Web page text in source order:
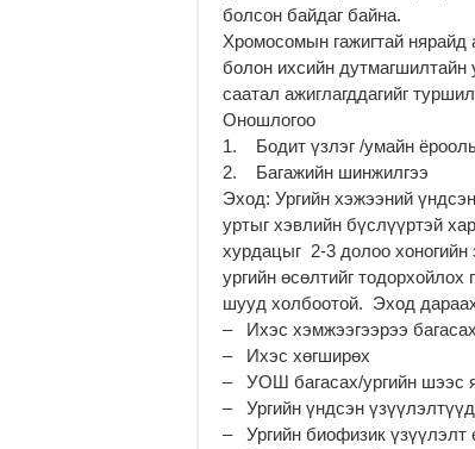
болсон байдаг байна.
Хромосомын гажигтай нярайд
болон ихсийн дутмагшилтайн
саатал ажиглагддагийг
Оношлогоо
1. Бодит үзлэг /умайн
2. Багажийн шинжилгээ
Эход: Ургийн хэжээний
уртыг хэвлийн бүслүүртэй
хурдацыг 2-3 долоо
ургийн өсөлтийг тодорхойлох
шууд холбоотой. Эход
– Ихэс хэмжээгээрээ багасах
– Ихэс хөгширөх
– УОШ багасах/ургийн шээс
– Ургийн үндсэн
– Ургийн биофизик үзүүлэлт